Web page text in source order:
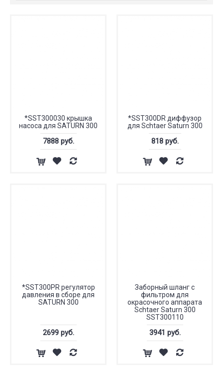
*SST300030 крышка
насоса для SATURN 300
7888 руб.
*SST300DR диффузор
для Schtaer Saturn 300
818 руб.
*SST300PR регулятор
давления в сборе для
SATURN 300
2699 руб.
Заборный шланг с
фильтром для
окрасочного аппарата
Schtaer Saturn 300
SST300110
3941 руб.